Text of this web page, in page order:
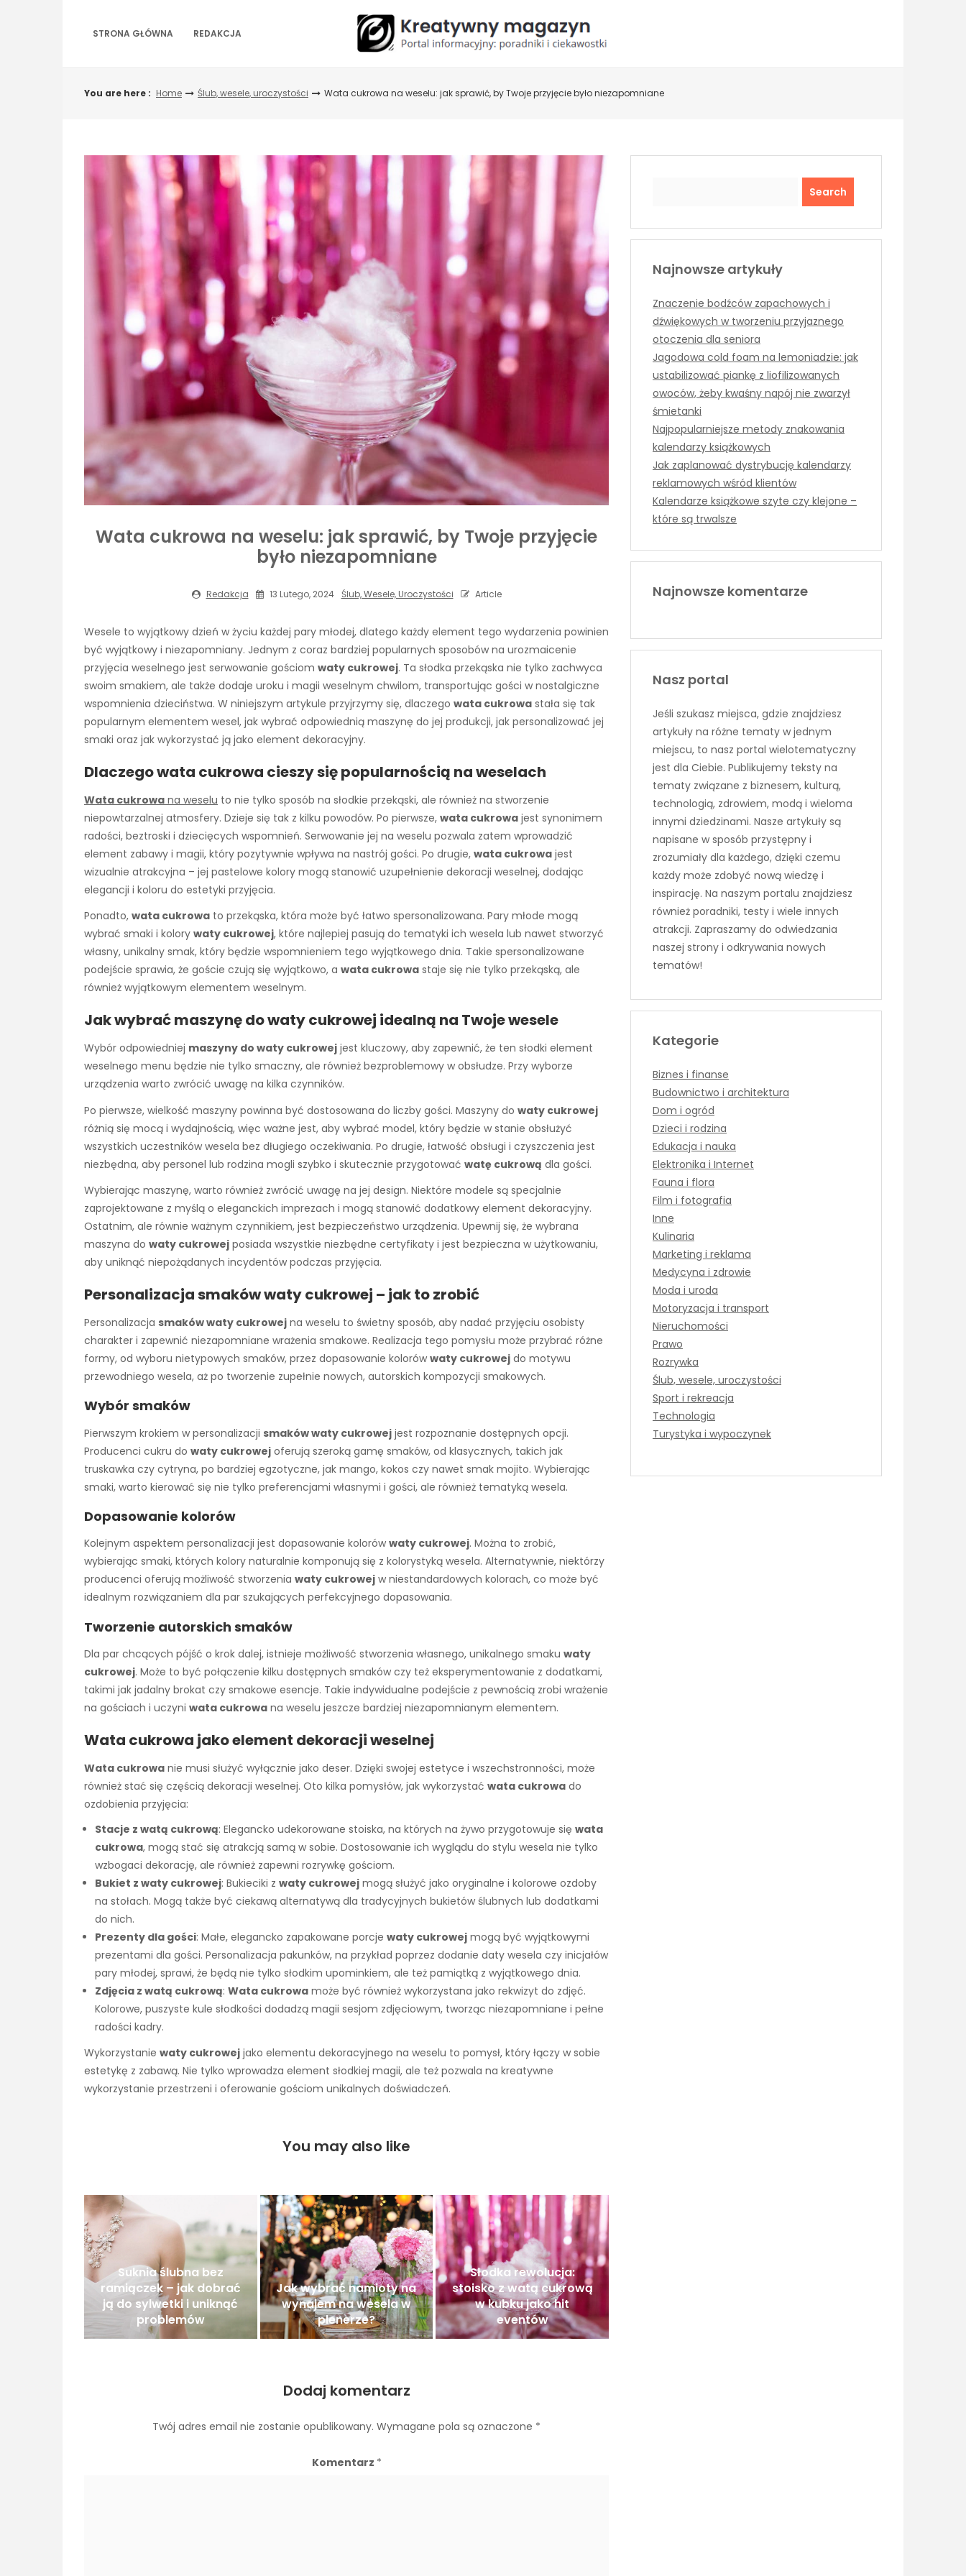
STRONA GŁÓWNA REDAKCJA
You are here : Home Ślub, wesele, uroczystości Wata cukrowa na weselu: jak sprawić, by Twoje przyjęcie było niezapomniane
Wata cukrowa na weselu: jak sprawić, by Twoje przyjęcie
było niezapomniane
Redakcja 13 Lutego, 2024 Ślub, Wesele, Uroczystości Article
Wesele to wyjątkowy dzień w życiu każdej pary młodej, dlatego każdy element tego wydarzenia powinien
być wyjątkowy i niezapomniany. Jednym z coraz bardziej popularnych sposobów na urozmaicenie
przyjęcia weselnego jest serwowanie gościom waty cukrowej. Ta słodka przekąska nie tylko zachwyca
swoim smakiem, ale także dodaje uroku i magii weselnym chwilom, transportując gości w nostalgiczne
wspomnienia dzieciństwa. W niniejszym artykule przyjrzymy się, dlaczego wata cukrowa stała się tak
popularnym elementem wesel, jak wybrać odpowiednią maszynę do jej produkcji, jak personalizować jej
smaki oraz jak wykorzystać ją jako element dekoracyjny.
Dlaczego wata cukrowa cieszy się popularnością na weselach
Wata cukrowa na weselu to nie tylko sposób na słodkie przekąski, ale również na stworzenie
niepowtarzalnej atmosfery. Dzieje się tak z kilku powodów. Po pierwsze, wata cukrowa jest synonimem
radości, beztroski i dziecięcych wspomnień. Serwowanie jej na weselu pozwala zatem wprowadzić
element zabawy i magii, który pozytywnie wpływa na nastrój gości. Po drugie, wata cukrowa jest
wizualnie atrakcyjna – jej pastelowe kolory mogą stanowić uzupełnienie dekoracji weselnej, dodając
elegancji i koloru do estetyki przyjęcia.
Ponadto, wata cukrowa to przekąska, która może być łatwo spersonalizowana. Pary młode mogą
wybrać smaki i kolory waty cukrowej, które najlepiej pasują do tematyki ich wesela lub nawet stworzyć
własny, unikalny smak, który będzie wspomnieniem tego wyjątkowego dnia. Takie spersonalizowane
podejście sprawia, że goście czują się wyjątkowo, a wata cukrowa staje się nie tylko przekąską, ale
również wyjątkowym elementem weselnym.
Jak wybrać maszynę do waty cukrowej idealną na Twoje wesele
Wybór odpowiedniej maszyny do waty cukrowej jest kluczowy, aby zapewnić, że ten słodki element
weselnego menu będzie nie tylko smaczny, ale również bezproblemowy w obsłudze. Przy wyborze
urządzenia warto zwrócić uwagę na kilka czynników.
Po pierwsze, wielkość maszyny powinna być dostosowana do liczby gości. Maszyny do waty cukrowej
różnią się mocą i wydajnością, więc ważne jest, aby wybrać model, który będzie w stanie obsłużyć
wszystkich uczestników wesela bez długiego oczekiwania. Po drugie, łatwość obsługi i czyszczenia jest
niezbędna, aby personel lub rodzina mogli szybko i skutecznie przygotować watę cukrową dla gości.
Wybierając maszynę, warto również zwrócić uwagę na jej design. Niektóre modele są specjalnie
zaprojektowane z myślą o eleganckich imprezach i mogą stanowić dodatkowy element dekoracyjny.
Ostatnim, ale równie ważnym czynnikiem, jest bezpieczeństwo urządzenia. Upewnij się, że wybrana
maszyna do waty cukrowej posiada wszystkie niezbędne certyfikaty i jest bezpieczna w użytkowaniu,
aby uniknąć niepożądanych incydentów podczas przyjęcia.
Personalizacja smaków waty cukrowej – jak to zrobić
Personalizacja smaków waty cukrowej na weselu to świetny sposób, aby nadać przyjęciu osobisty
charakter i zapewnić niezapomniane wrażenia smakowe. Realizacja tego pomysłu może przybrać różne
formy, od wyboru nietypowych smaków, przez dopasowanie kolorów waty cukrowej do motywu
przewodniego wesela, aż po tworzenie zupełnie nowych, autorskich kompozycji smakowych.
Wybór smaków
Pierwszym krokiem w personalizacji smaków waty cukrowej jest rozpoznanie dostępnych opcji.
Producenci cukru do waty cukrowej oferują szeroką gamę smaków, od klasycznych, takich jak
truskawka czy cytryna, po bardziej egzotyczne, jak mango, kokos czy nawet smak mojito. Wybierając
smaki, warto kierować się nie tylko preferencjami własnymi i gości, ale również tematyką wesela.
Dopasowanie kolorów
Kolejnym aspektem personalizacji jest dopasowanie kolorów waty cukrowej. Można to zrobić,
wybierając smaki, których kolory naturalnie komponują się z kolorystyką wesela. Alternatywnie, niektórzy
producenci oferują możliwość stworzenia waty cukrowej w niestandardowych kolorach, co może być
idealnym rozwiązaniem dla par szukających perfekcyjnego dopasowania.
Tworzenie autorskich smaków
Dla par chcących pójść o krok dalej, istnieje możliwość stworzenia własnego, unikalnego smaku waty
cukrowej. Może to być połączenie kilku dostępnych smaków czy też eksperymentowanie z dodatkami,
takimi jak jadalny brokat czy smakowe esencje. Takie indywidualne podejście z pewnością zrobi wrażenie
na gościach i uczyni wata cukrowa na weselu jeszcze bardziej niezapomnianym elementem.
Wata cukrowa jako element dekoracji weselnej
Wata cukrowa nie musi służyć wyłącznie jako deser. Dzięki swojej estetyce i wszechstronności, może
również stać się częścią dekoracji weselnej. Oto kilka pomysłów, jak wykorzystać wata cukrowa do
ozdobienia przyjęcia:
Stacje z watą cukrową: Elegancko udekorowane stoiska, na których na żywo przygotowuje się wata
cukrowa, mogą stać się atrakcją samą w sobie. Dostosowanie ich wyglądu do stylu wesela nie tylko
wzbogaci dekorację, ale również zapewni rozrywkę gościom.
Bukiet z waty cukrowej: Bukieciki z waty cukrowej mogą służyć jako oryginalne i kolorowe ozdoby
na stołach. Mogą także być ciekawą alternatywą dla tradycyjnych bukietów ślubnych lub dodatkami
do nich.
Prezenty dla gości: Małe, elegancko zapakowane porcje waty cukrowej mogą być wyjątkowymi
prezentami dla gości. Personalizacja pakunków, na przykład poprzez dodanie daty wesela czy inicjałów
pary młodej, sprawi, że będą nie tylko słodkim upominkiem, ale też pamiątką z wyjątkowego dnia.
Zdjęcia z watą cukrową: Wata cukrowa może być również wykorzystana jako rekwizyt do zdjęć.
Kolorowe, puszyste kule słodkości dodadzą magii sesjom zdjęciowym, tworząc niezapomniane i pełne
radości kadry.
Wykorzystanie waty cukrowej jako elementu dekoracyjnego na weselu to pomysł, który łączy w sobie
estetykę z zabawą. Nie tylko wprowadza element słodkiej magii, ale też pozwala na kreatywne
wykorzystanie przestrzeni i oferowanie gościom unikalnych doświadczeń.
You may also like
Suknia ślubna bez
ramiączek – jak dobrać
ją do sylwetki i uniknąć
problemów
Jak wybrać namioty na
wynajem na wesela w
plenerze?
Słodka rewolucja:
stoisko z watą cukrową
w kubku jako hit
eventów
Dodaj komentarz
Twój adres email nie zostanie opublikowany. Wymagane pola są oznaczone *
Komentarz *
Najnowsze artykuły
Znaczenie bodźców zapachowych i
dźwiękowych w tworzeniu przyjaznego
otoczenia dla seniora
Jagodowa cold foam na lemoniadzie: jak
ustabilizować piankę z liofilizowanych
owoców, żeby kwaśny napój nie zwarzył
śmietanki
Najpopularniejsze metody znakowania
kalendarzy książkowych
Jak zaplanować dystrybucję kalendarzy
reklamowych wśród klientów
Kalendarze książkowe szyte czy klejone –
które są trwalsze
Najnowsze komentarze
Nasz portal
Jeśli szukasz miejsca, gdzie znajdziesz
artykuły na różne tematy w jednym
miejscu, to nasz portal wielotematyczny
jest dla Ciebie. Publikujemy teksty na
tematy związane z biznesem, kulturą,
technologią, zdrowiem, modą i wieloma
innymi dziedzinami. Nasze artykuły są
napisane w sposób przystępny i
zrozumiały dla każdego, dzięki czemu
każdy może zdobyć nową wiedzę i
inspirację. Na naszym portalu znajdziesz
również poradniki, testy i wiele innych
atrakcji. Zapraszamy do odwiedzania
naszej strony i odkrywania nowych
tematów!
Kategorie
Biznes i finanse
Budownictwo i architektura
Dom i ogród
Dzieci i rodzina
Edukacja i nauka
Elektronika i Internet
Fauna i flora
Film i fotografia
Inne
Kulinaria
Marketing i reklama
Medycyna i zdrowie
Moda i uroda
Motoryzacja i transport
Nieruchomości
Prawo
Rozrywka
Ślub, wesele, uroczystości
Sport i rekreacja
Technologia
Turystyka i wypoczynek